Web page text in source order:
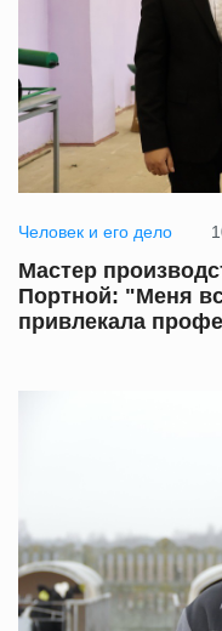
Человек и его дело
Мастер
Портной: "Меня
привлекала